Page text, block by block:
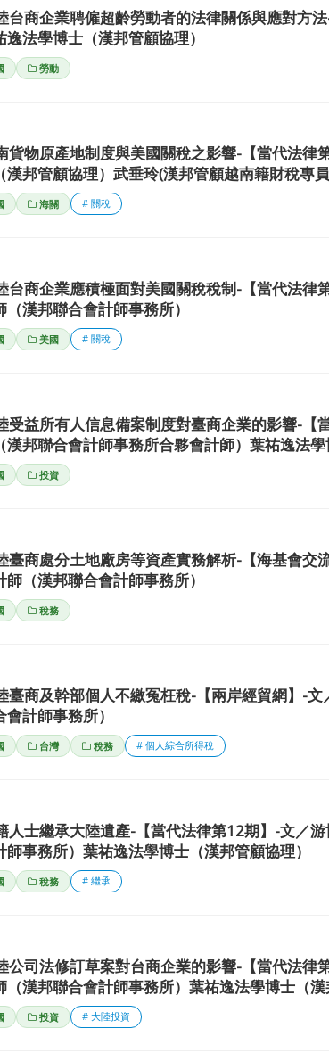
台商企業聘僱超齡勞動者的法律關係與應對方
逸法學博士（漢邦管顧協理）
勞動
貨物原產地制度與美國關稅之影響-【當代法律
漢邦管顧協理）武垂玲(漢邦管顧越南籍財稅專
海關 # 關稅
台商企業應積極面對美國關稅稅制-【當代法律
（漢邦聯合會計師事務所）
美國 # 關稅
受益所有人信息備案制度對臺商企業的影響-【
漢邦聯合會計師事務所合夥會計師）葉祐逸法學
投資
臺商處分土地廠房等資產實務解析-【海基會交
師（漢邦聯合會計師事務所）
稅務
臺商及幹部個人不繳冤枉稅-【兩岸經貿網】-
會計師事務所）
台灣 稅務 # 個人綜合所得稅
人士繼承大陸遺產-【當代法律第12期】-文／
師事務所）葉祐逸法學博士（漢邦管顧協理）
稅務 # 繼承
公司法修訂草案對台商企業的影響-【當代法律
（漢邦聯合會計師事務所）葉祐逸法學博士（漢
投資 # 大陸投資